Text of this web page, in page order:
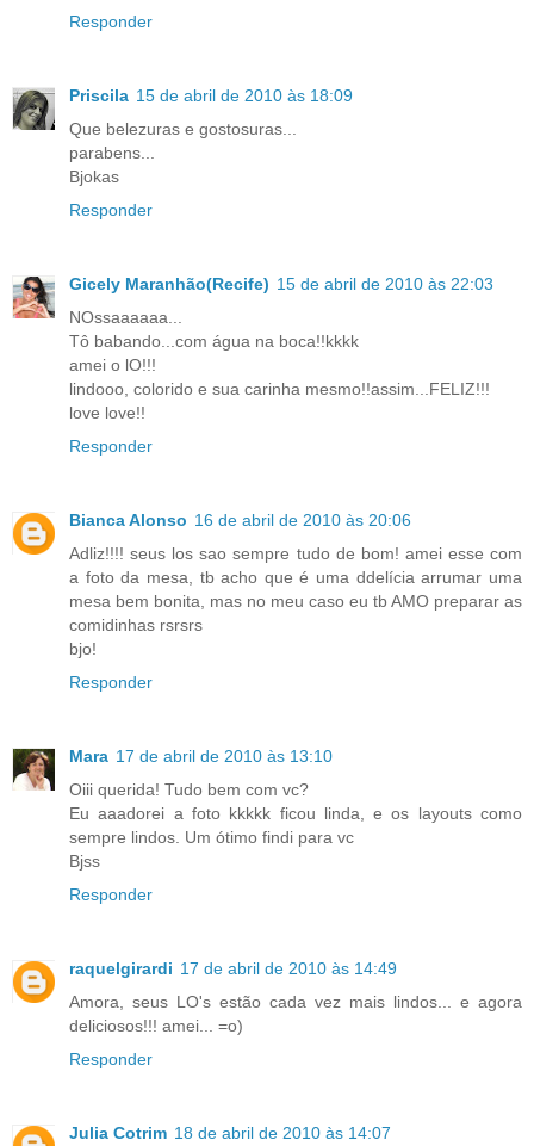
Responder
Priscila 15 de abril de 2010 às 18:09
Que belezuras e gostosuras...
parabens...
Bjokas
Responder
Gicely Maranhão(Recife) 15 de abril de 2010 às 22:03
NOssaaaaaa...
Tô babando...com água na boca!!kkkk
amei o lO!!!
lindooo, colorido e sua carinha mesmo!!assim...FELIZ!!!
love love!!
Responder
Bianca Alonso 16 de abril de 2010 às 20:06
Adliz!!!! seus los sao sempre tudo de bom! amei esse com
a foto da mesa, tb acho que é uma ddelícia arrumar uma
mesa bem bonita, mas no meu caso eu tb AMO preparar as
comidinhas rsrsrs
bjo!
Responder
Mara 17 de abril de 2010 às 13:10
Oiii querida! Tudo bem com vc?
Eu aaadorei a foto kkkkk ficou linda, e os layouts como
sempre lindos. Um ótimo findi para vc
Bjss
Responder
raquelgirardi 17 de abril de 2010 às 14:49
Amora, seus LO's estão cada vez mais lindos... e agora
deliciosos!!! amei... =o)
Responder
Julia Cotrim 18 de abril de 2010 às 14:07